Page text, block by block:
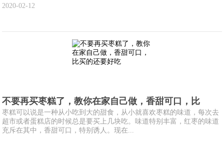
2020-02-12
不要再买枣糕了，教你在家自己做，香甜可口，比
枣糕可以说是一种从小吃到大的甜食，从小就喜欢枣糕的味道，每次去
超市或者蛋糕店的时候总是要买上几块吃。味道特别丰富，红枣的味道
充斥在其中，香甜可口，特别诱人。现在...